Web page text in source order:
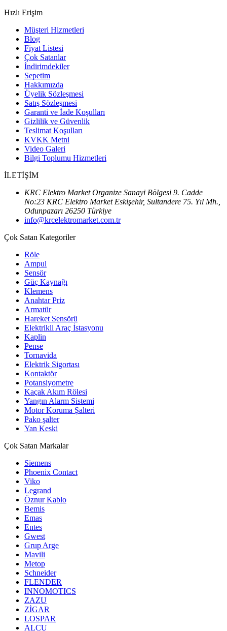
Hızlı Erişim
Müşteri Hizmetleri
Blog
Fiyat Listesi
Çok Satanlar
İndirimdekiler
Sepetim
Hakkımızda
Üyelik Sözleşmesi
Satış Sözleşmesi
Garanti ve İade Koşulları
Gizlilik ve Güvenlik
Teslimat Koşulları
KVKK Metni
Video Galeri
Bilgi Toplumu Hizmetleri
İLETİŞİM
KRC Elektro Market Organize Sanayi Bölgesi 9. Cadde
No:23 KRC Elektro Market Eskişehir, Sultandere 75. Yıl Mh.,
Odunpazarı 26250 Türkiye
info@krcelektromarket.com.tr
Çok Satan Kategoriler
Röle
Ampul
Sensör
Güç Kaynağı
Klemens
Anahtar Priz
Armatür
Hareket Sensörü
Elektrikli Araç İstasyonu
Kaplin
Pense
Tornavida
Elektrik Sigortası
Kontaktör
Potansiyometre
Kaçak Akım Rölesi
Yangın Alarm Sistemi
Motor Koruma Şalteri
Pako şalter
Yan Keski
Çok Satan Markalar
Siemens
Phoenix Contact
Viko
Legrand
Öznur Kablo
Bemis
Emas
Entes
Gwest
Grup Arge
Mavili
Metop
Schneider
FLENDER
INNOMOTICS
ZAZU
ZİGAR
LOSPAR
ALCU